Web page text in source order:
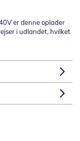
er denne oplader
i udlandet, hvilket